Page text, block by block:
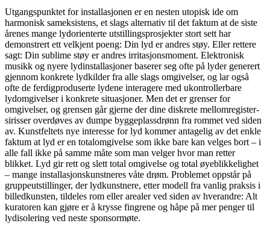
Utgangspunktet for installasjonen er en nesten utopisk ide om
harmonisk sameksistens, et slags alternativ til det faktum at de siste
årenes mange lydorienterte utstillingsprosjekter stort sett har
demonstrert ett velkjent poeng: Din lyd er andres støy. Eller rettere
sagt: Din sublime støy er andres irritasjonsmoment. Elektronisk
musikk og nyere lydinstallasjoner baserer seg ofte på lyder generert
gjennom konkrete lydkilder fra alle slags omgivelser, og lar også
ofte de ferdigproduserte lydene interagere med ukontrollerbare
lydomgivelser i konkrete situasjoner. Men det er grenser for
omgivelser, og grensen går gjerne der dine diskrete mellomregister-
sirisser overdøves av dumpe byggeplassdrønn fra rommet ved siden
av. Kunstfeltets nye interesse for lyd kommer antagelig av det enkle
faktum at lyd er en totalomgivelse som ikke bare kan velges bort – i
alle fall ikke på samme måte som man velger hvor man retter
blikket. Lyd gir rett og slett total omgivelse og total øyeblikkelighet
– mange installasjonskunstneres våte drøm. Problemet oppstår på
gruppeutstillinger, der lydkunstnere, etter modell fra vanlig praksis i
billedkunsten, tildeles rom eller arealer ved siden av hverandre: Alt
kuratoren kan gjøre er å krysse fingrene og håpe på mer penger til
lydisolering ved neste sponsormøte.